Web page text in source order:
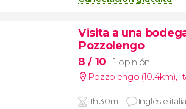
Visita a una
Pozzolengo
8/ 10
1 opinión
Pozzolengo (10.4km),
1h 30m Inglés e